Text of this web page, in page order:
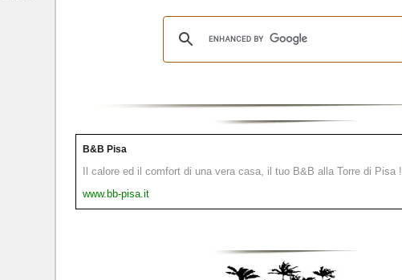
B&B Pisa
Il calore ed il comfort di una vera casa, il tuo B&B alla Torre di Pisa !
www.bb-pisa.it